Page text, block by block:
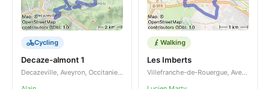
Cycling
Decaze-almont 1
Decazeville, Aveyron, Occitanie, FR
Walking
Les Imberts
Villefranche-de-Rouergue, Aveyron, Occitanie, FR